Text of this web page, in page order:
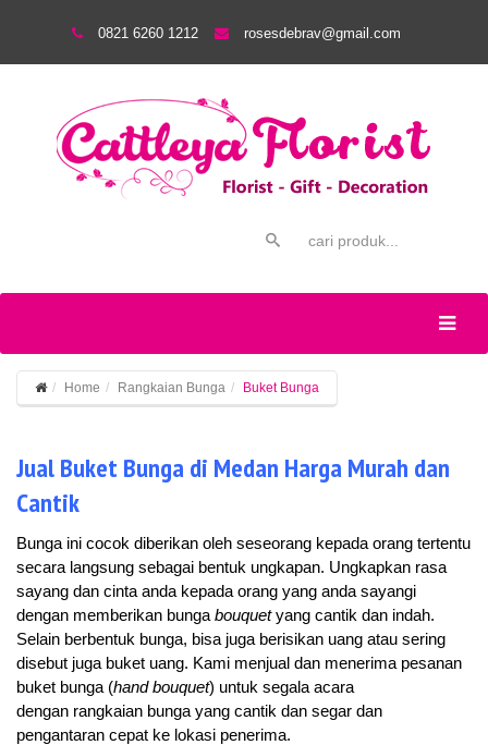
0821 6260 1212 rosesdebrav@gmail.com
Home Rangkaian Bunga Buket Bunga
Jual Buket Bunga di Medan Harga Murah dan
Cantik
Bunga ini cocok diberikan oleh seseorang kepada orang tertentu
secara langsung sebagai bentuk ungkapan. Ungkapkan rasa
sayang dan cinta anda kepada orang yang anda sayangi
dengan memberikan bunga bouquetyang cantik dan indah.
Selain berbentuk bunga, bisa juga berisikan uang atau sering
disebut juga buket uang. Kami menjual dan menerima pesanan
buket bunga (hand bouquet) untuk segala acara
dengan rangkaian bunga yang cantik dan segar dan
pengantaran cepat ke lokasi penerima.